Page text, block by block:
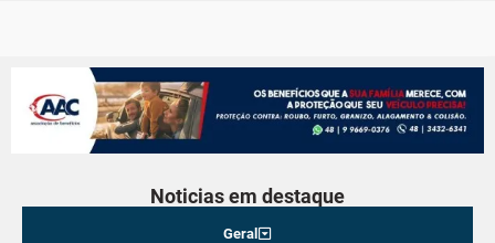
Noticias em destaque
Geral